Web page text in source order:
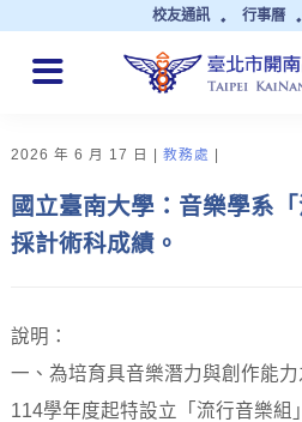
校友通訊 行事曆
QUICK LINKS
2026 年 6 月 17 日 教務處
國立臺南大學：音樂學系
採計術科成績。
說明：
一、為培育具音樂潛力與創作能
114學年度起特設立「流行音樂組